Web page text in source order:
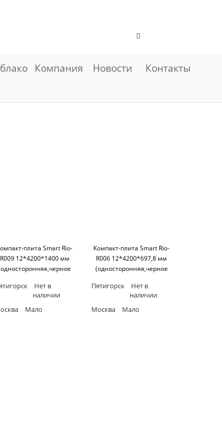
Компания Новости Контакты
плита Smart Rio-
R009 12*4200*1400 мм
Нет в
наличии
Мало
Компакт-плита Smart Rio-
R006 12*4200*697,8 мм
(односторонняя,черное
Пятигорск
Нет в
наличии
Москва
Мало